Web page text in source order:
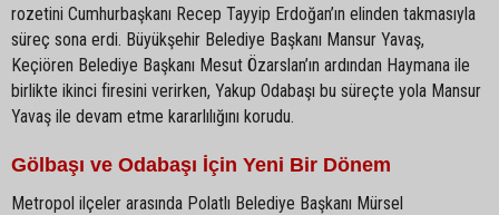
rozetini Cumhurbaşkanı Recep Tayyip Erdoğan’ın elinden takmasıyla
süreç sona erdi. Büyükşehir Belediye Başkanı Mansur Yavaş,
Keçiören Belediye Başkanı Mesut Özarslan’ın ardından Haymana ile
birlikte ikinci firesini verirken, Yakup Odabaşı bu süreçte yola Mansur
Yavaş ile devam etme kararlılığını korudu.
Gölbaşı ve Odabaşı İçin Yeni Bir Dönem
Metropol ilçeler arasında Polatlı Belediye Başkanı Mürsel